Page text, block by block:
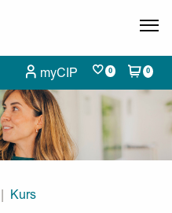
myCIP 0 0
Current:
Kurs